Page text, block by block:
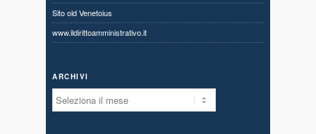
Sito old Venetoius
www.ildirittoamministrativo.it
ARCHIVI
Archivi